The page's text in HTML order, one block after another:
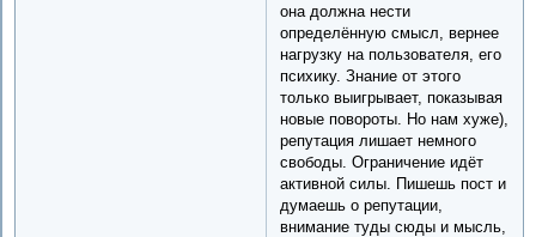
она должна нести
определённую смысл, вернее
нагрузку на пользователя, его
психику. Знание от этого
только выигрывает, показывая
новые повороты. Но нам хуже),
репутация лишает немного
свободы. Ограничение идёт
активной силы. Пишешь пост и
думаешь о репутации,
внимание туды сюды и мысль,